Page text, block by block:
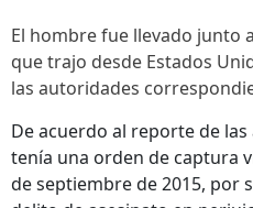
El hombre fue llevado junto
que trajo desde Estados
las autoridades
De acuerdo al reporte de
tenía una orden de captura
de septiembre de 2015, por